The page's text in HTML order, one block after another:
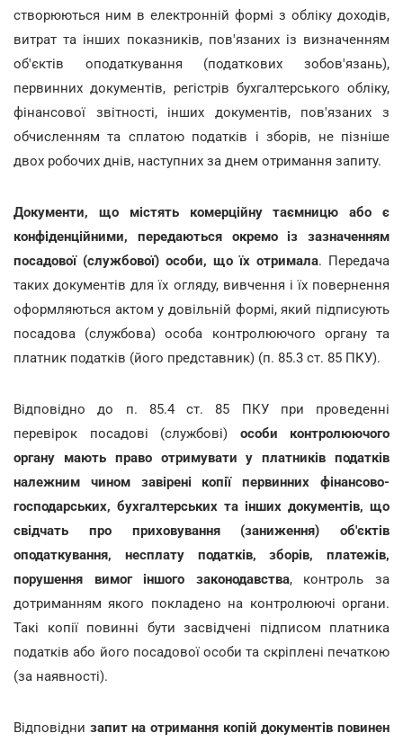
створюються ним в електронній формі з обліку доходів,
витрат та інших показників, пов'язаних із визначенням
об'єктів оподаткування (податкових зобов'язань),
первинних документів, регістрів бухгалтерського обліку,
фінансової звітності, інших документів, пов'язаних з
обчисленням та сплатою податків і зборів, не пізніше
двох робочих днів, наступних за днем отримання запиту.
Документи, що містять комерційну таємницю або є
конфіденційними, передаються окремо із зазначенням
посадової (службової) особи, що їх отримала. Передача
таких документів для їх огляду, вивчення і їх повернення
оформляються актом у довільній формі, який підписують
посадова (службова) особа контролюючого органу та
платник податків (його представник) (п. 85.3 ст. 85 ПКУ).
Відповідно до п. 85.4 ст. 85 ПКУ при проведенні
перевірок посадові (службові) особи контролюючого
органу мають право отримувати у платників податків
належним чином завірені копії первинних фінансово-
господарських, бухгалтерських та інших документів, що
свідчать про приховування (заниження) об'єктів
оподаткування, несплату податків, зборів, платежів,
порушення вимог іншого законодавства, контроль за
дотриманням якого покладено на контролюючі органи.
Такі копії повинні бути засвідчені підписом платника
податків або його посадової особи та скріплені печаткою
(за наявності).
Відповідни запит на отримання копій документів повинен